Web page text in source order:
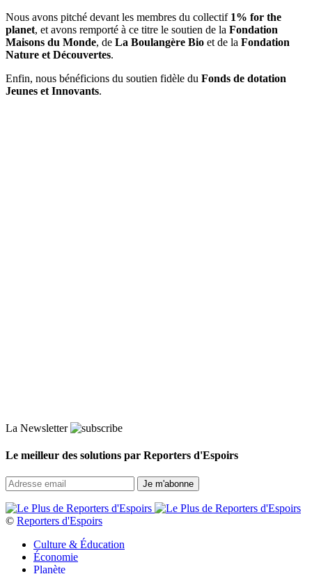
Nous avons pitché devant les membres du collectif 1% for the
planet, et avons remporté à ce titre le soutien de la Fondation
Maisons du Monde, de La Boulangère Bio et de la Fondation
Nature et Découvertes.
Enfin, nous bénéficions du soutien fidèle du Fonds de dotation
Jeunes et Innovants.
La Newsletter
Le meilleur des solutions par Reporters d'Espoirs
© Reporters d'Espoirs
Culture & Éducation
Économie
Planète